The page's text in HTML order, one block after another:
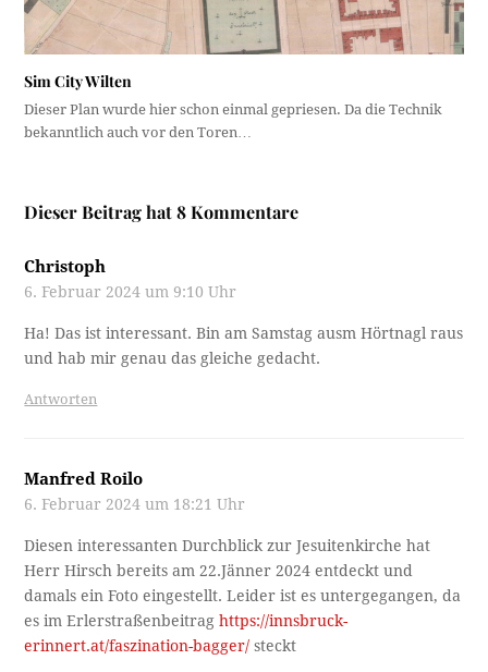
Sim City Wilten
Dieser Plan wurde hier schon einmal gepriesen. Da die Technik
bekanntlich auch vor den Toren…
Dieser Beitrag hat 8 Kommentare
Christoph
6. Februar 2024 um 9:10 Uhr
Ha! Das ist interessant. Bin am Samstag ausm Hörtnagl raus
und hab mir genau das gleiche gedacht.
Antworten
Manfred Roilo
6. Februar 2024 um 18:21 Uhr
Diesen interessanten Durchblick zur Jesuitenkirche hat
Herr Hirsch bereits am 22.Jänner 2024 entdeckt und
damals ein Foto eingestellt. Leider ist es untergegangen, da
es im Erlerstraßenbeitraghttps://innsbruck-
erinnert.at/faszination-bagger/ steckt